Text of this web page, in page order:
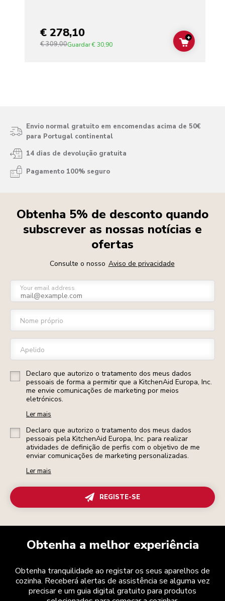
€ 278,10
€ 309,00Guardar€ 30,90 ADD TO
+
Envio normal gratuito em encomendas acima de 50€
para Portugal continental
14 dias de devolução gratuita
Pagamento 100% seguro
Obtenha 5% de desconto quando
subscrever as nossas notícias e
ofertas
Consulte o nosso Aviso de privacidade
Your email address
Nome próprio
Apelido
Declaro que autorizo o tratamento dos meus dados
pessoais de forma a permitir que a KitchenAid Europa, Inc.
me envie comunicações de marketing por meios
eletrónicos.
Ler mais
Declaro que autorizo o tratamento dos meus dados
pessoais pela KitchenAid Europa, Inc. para realizar
atividades de definição de perfis com o objetivo de me
enviar comunicações de marketing personalizadas.
Ler mais
REGISTE-SE
Obtenha a melhor experiência
Obtenha tranquilidade ao registar os seus aparelhos de
cozinha. Receberá alertas de assistência se alguma vez
precisar e um guia digital gratuito para produtos